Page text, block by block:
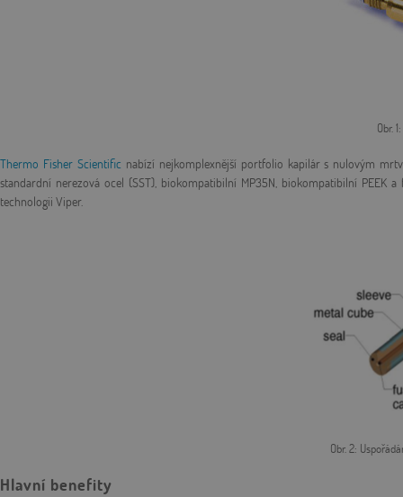
Obr.
Thermo Fisher Scientific nabízí nejkomplexnější portfolio kapilár s nulovým
standardní nerezová ocel (SST), biokompatibilní MP35N, biokompatibilní
technologii Viper.
Obr. 2:
Hlavní benefity